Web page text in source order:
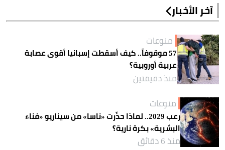
آخر الأخبار
منوعات
57 موقوفاً.. كيف أسقطت إسبانيا أقوى عصابة
عربية أوروبية؟
منذ دقيقتين
منوعات
رعب 2029.. لماذا حذّرت «ناسا» من سيناريو «فناء
البشرية» بكرة نارية؟
منذ 6 دقائق